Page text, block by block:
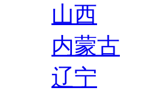
山西
内蒙古
辽宁